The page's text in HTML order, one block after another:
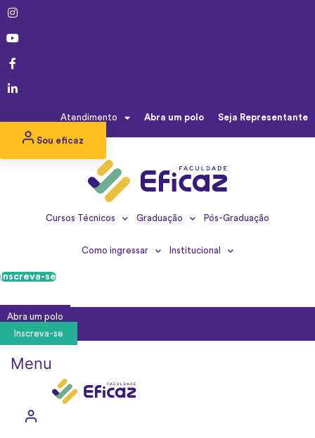
conteúdo
Atendimento Abra um polo Seja Representante
Sou eficaz
Cursos Técnicos Graduação Pós-Graduação
Como ingressar Institucional
Inscreva-se
Abra um polo
Inscreva-se
Menu